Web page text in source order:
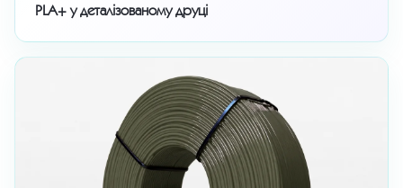
PLA+ у деталізованому друці